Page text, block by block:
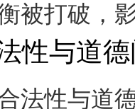
被打破，
性与道
法性与道